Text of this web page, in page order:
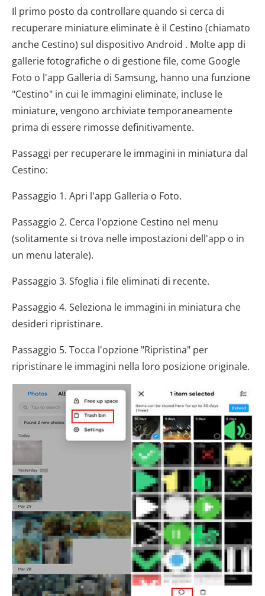
Il primo posto da controllare quando si cerca di
recuperare miniature eliminate è il Cestino (chiamato
anche Cestino) sul dispositivo Android . Molte app di
gallerie fotografiche o di gestione file, come Google
Foto o l'app Galleria di Samsung, hanno una funzione
"Cestino" in cui le immagini eliminate, incluse le
miniature, vengono archiviate temporaneamente
prima di essere rimosse definitivamente.
Passaggi per recuperare le immagini in miniatura dal
Cestino:
Passaggio 1. Apri l'app Galleria o Foto.
Passaggio 2. Cerca l'opzione Cestino nel menu
(solitamente si trova nelle impostazioni dell'app o in
un menu laterale).
Passaggio 3. Sfoglia i file eliminati di recente.
Passaggio 4. Seleziona le immagini in miniatura che
desideri ripristinare.
Passaggio 5. Tocca l'opzione "Ripristina" per
ripristinare le immagini nella loro posizione originale.